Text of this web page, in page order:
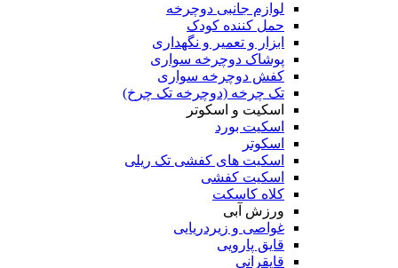
لوازم جانبی دوچرخه
حمل کننده کودک
ابزار و تعمیر و نگهداری
پوشاک دوچرخه سواری
کفش دوچرخه سواری
تک چرخه (دوچرخه تک چرخ)
اسکیت و اسکوتر
اسکیت بورد
اسکوتر
اسکیت های کفشی تک ریلی
اسکیت کفشی
کلاه کاسکت
ورزش آبی
غواصی و زیردریایی
قایق پارویی
قایقرانی